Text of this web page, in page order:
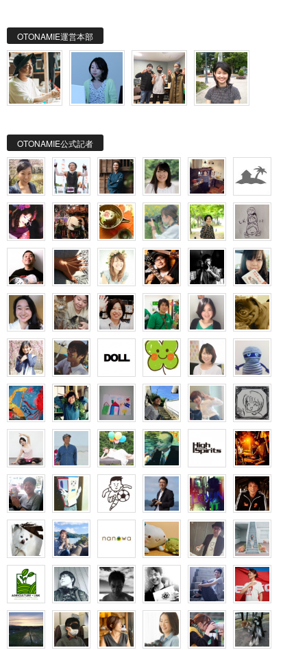
OTONAMIE運営本部
OTONAMIE公式記者